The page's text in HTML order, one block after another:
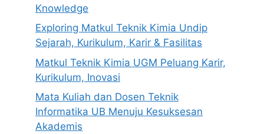
Knowledge
Exploring Matkul Teknik Kimia Undip
Sejarah, Kurikulum, Karir & Fasilitas
Matkul Teknik Kimia UGM Peluang Karir,
Kurikulum, Inovasi
Mata Kuliah dan Dosen Teknik
Informatika UB Menuju Kesuksesan
Akademis